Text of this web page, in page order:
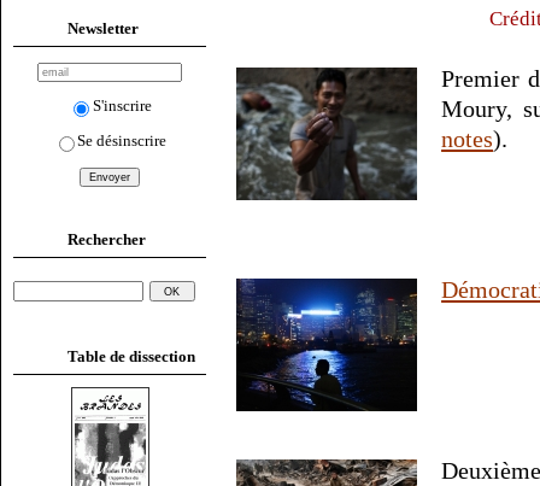
Newsletter
S'inscrire
Se désinscrire
Rechercher
Table de dissection
Premier
Moury,
notes).